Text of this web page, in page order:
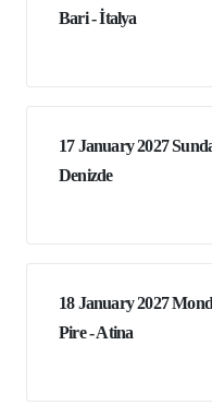
Bari - İtalya
17 January 2027
Denizde
18 January 2027
Pire - Atina